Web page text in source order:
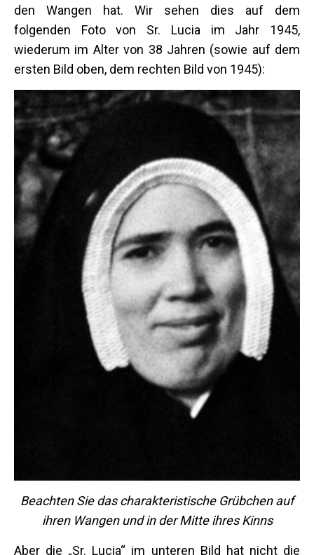
den Wangen hat. Wir sehen dies auf dem
folgenden Foto von Sr. Lucia im Jahr 1945,
wiederum im Alter von 38 Jahren (sowie auf dem
ersten Bild oben, dem rechten Bild von 1945):
Beachten Sie das charakteristische Grübchen auf
ihren Wangen und in der Mitte ihres Kinns
Aber die „Sr. Lucia“ im unteren Bild hat nicht die